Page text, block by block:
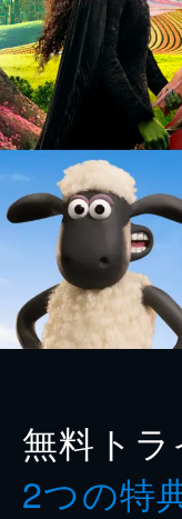
無料ト
2つの特